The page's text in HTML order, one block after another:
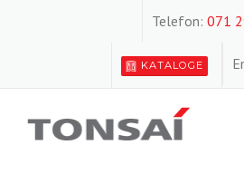
Telefon: 071
KATALOGE